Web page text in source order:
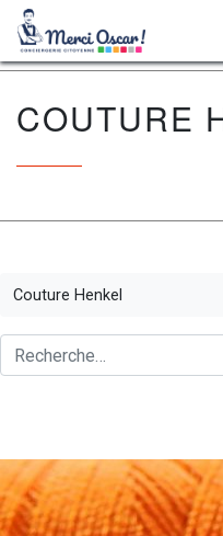
COUTURE
Couture Henkel